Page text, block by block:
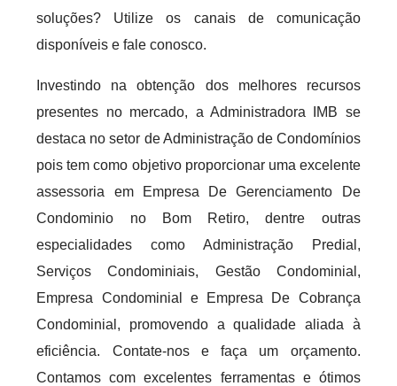
soluções? Utilize os canais de comunicação
disponíveis e fale conosco.
Investindo na obtenção dos melhores recursos
presentes no mercado, a Administradora IMB se
destaca no setor de Administração de Condomínios
pois tem como objetivo proporcionar uma excelente
assessoria em Empresa De Gerenciamento De
Condominio no Bom Retiro, dentre outras
especialidades como Administração Predial,
Serviços Condominiais, Gestão Condominial,
Empresa Condominial e Empresa De Cobrança
Condominial, promovendo a qualidade aliada à
eficiência. Contate-nos e faça um orçamento.
Contamos com excelentes ferramentas e ótimos